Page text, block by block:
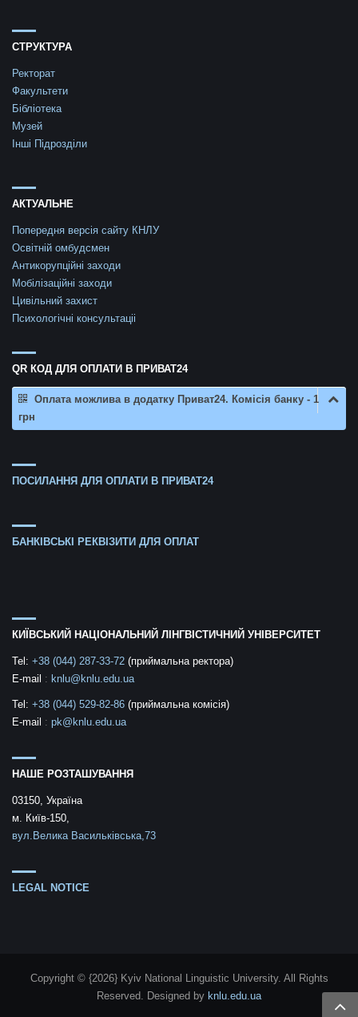
СТРУКТУРА
Ректорат
Факультети
Бібліотека
Музей
Інші Підрозділи
АКТУАЛЬНЕ
Попередня версія сайту КНЛУ
Освітній омбудсмен
Антикорупційні заходи
Мобілізаційні заходи
Цивільний захист
Психологічні консультаціі
QR КОД ДЛЯ ОПЛАТИ В ПРИВАТ24
Оплата можлива в додатку Приват24. Комісія банку - 1
грн
ПОСИЛАННЯ ДЛЯ ОПЛАТИ В ПРИВАТ24
БАНКІВСЬКІ РЕКВІЗИТИ ДЛЯ ОПЛАТ
КИЇВСЬКИЙ НАЦІОНАЛЬНИЙ ЛІНГВІСТИЧНИЙ УНІВЕРСИТЕТ
Tel: +38 (044) 287-33-72 (приймальна ректора)
E-mail : knlu@knlu.edu.ua
Tel: +38 (044) 529-82-86 (приймальна комісія)
E-mail : pk@knlu.edu.ua
НАШЕ РОЗТАШУВАННЯ
03150, Україна
м. Київ-150,
вул.Велика Васильківська,73
LEGAL NOTICE
Copyright © {2026} Kyiv National Linguistic University. All Rights
Reserved. Designed by knlu.edu.ua